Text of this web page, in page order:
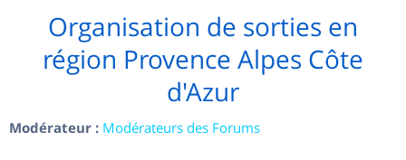
Organisation de sorties en
région Provence Alpes Côte
d'Azur
Modérateur : Modérateurs des Forums